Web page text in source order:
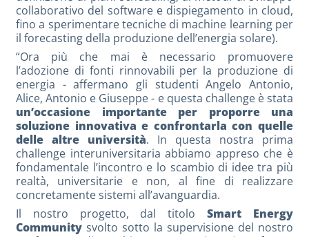
collaborativo del software e dispiegamento in cloud,
fino a sperimentare tecniche di machine learning per
il forecasting della produzione dell’energia solare).
“Ora più che mai è necessario promuovere
l’adozione di fonti rinnovabili per la produzione di
energia - affermano gli studenti Angelo Antonio,
Alice, Antonio e Giuseppe - e questa challenge è stata
un’occasione importante per proporre una
soluzione innovativa e confrontarla con quelle
delle altre università. In questa nostra prima
challenge interuniversitaria abbiamo appreso che è
fondamentale l’incontro e lo scambio di idee tra più
realtà, universitarie e non, al fine di realizzare
concretamente sistemi all’avanguardia.
Il nostro progetto, dal titoloSmart Energy
Community svolto sotto la supervisione del nostro